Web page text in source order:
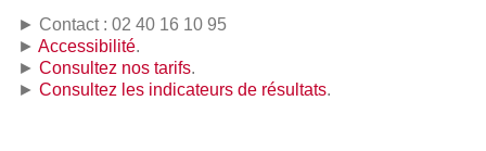
► Contact : 02 40 16 10 95
► Accessibilité.
► Consultez nos tarifs.
► Consultez les indicateurs de résultats.